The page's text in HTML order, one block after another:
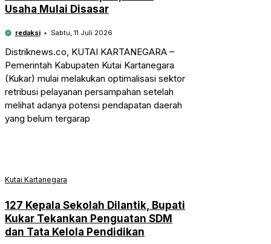
Usaha Mulai Disasar
redaksi Sabtu, 11 Juli 2026
Distriknews.co, KUTAI KARTANEGARA –
Pemerintah Kabupaten Kutai Kartanegara
(Kukar) mulai melakukan optimalisasi sektor
retribusi pelayanan persampahan setelah
melihat adanya potensi pendapatan daerah
yang belum tergarap
Kutai Kartanegara
127 Kepala Sekolah Dilantik, Bupati
Kukar Tekankan Penguatan SDM
dan Tata Kelola Pendidikan